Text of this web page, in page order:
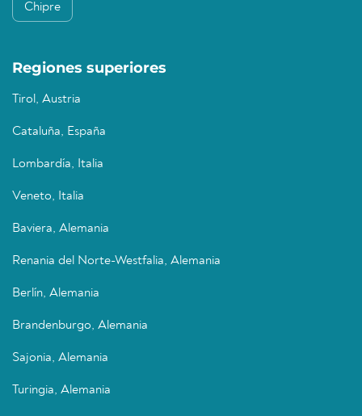
Chipre
Regiones superiores
Tirol, Austria
Cataluña, España
Lombardía, Italia
Veneto, Italia
Baviera, Alemania
Renania del Norte-Westfalia, Alemania
Berlín, Alemania
Brandenburgo, Alemania
Sajonia, Alemania
Turingia, Alemania